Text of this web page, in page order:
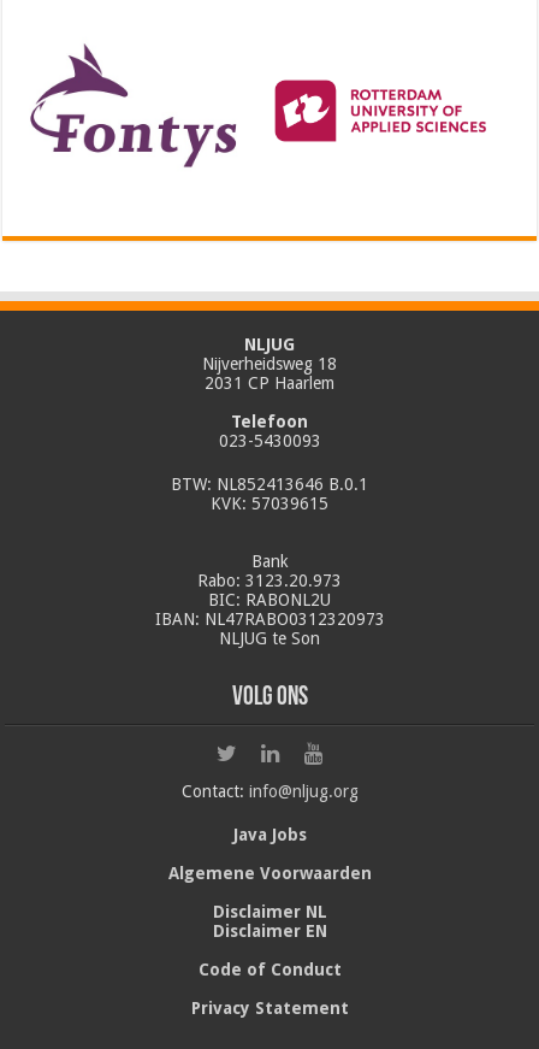
NLJUG
Nijverheidsweg 18
2031 CP Haarlem
Telefoon
023-5430093
BTW: NL852413646 B.0.1
KVK: 57039615
Bank
Rabo: 3123.20.973
BIC: RABONL2U
IBAN: NL47RABO0312320973
NLJUG te Son
Volg ons
Contact: info@nljug.org
Java Jobs
Algemene Voorwaarden
Disclaimer NL
Disclaimer EN
Code of Conduct
Privacy Statement